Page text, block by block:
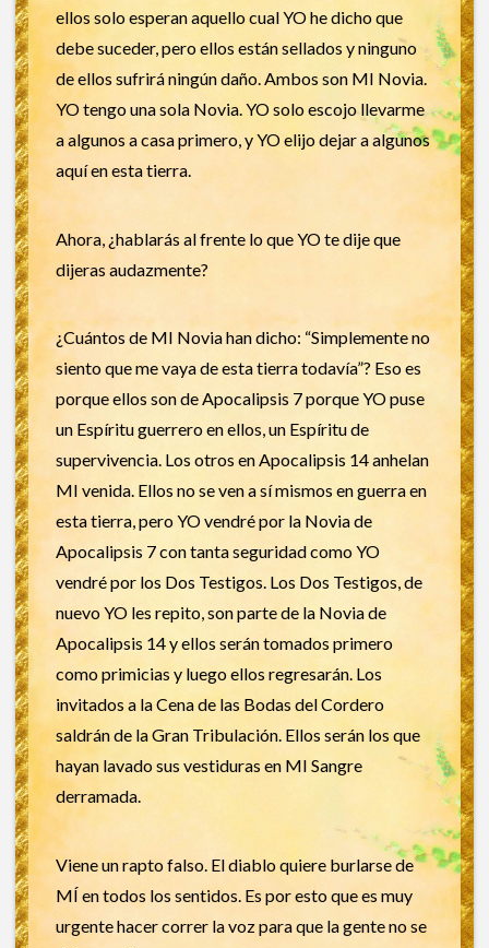
ellos solo esperan aquello cual YO he dicho que
debe suceder, pero ellos están sellados y ninguno
de ellos sufrirá ningún daño. Ambos son MI Novia.
YO tengo una sola Novia. YO solo escojo llevarme
a algunos a casa primero, y YO elijo dejar a algunos
aquí en esta tierra.
Ahora, ¿hablarás al frente lo que YO te dije que
dijeras audazmente?
¿Cuántos de MI Novia han dicho: “Simplemente no
siento que me vaya de esta tierra todavía”? Eso es
porque ellos son de Apocalipsis 7 porque YO puse
un Espíritu guerrero en ellos, un Espíritu de
supervivencia. Los otros en Apocalipsis 14 anhelan
MI venida. Ellos no se ven a sí mismos en guerra en
esta tierra, pero YO vendré por la Novia de
Apocalipsis 7 con tanta seguridad como YO
vendré por los Dos Testigos. Los Dos Testigos, de
nuevo YO les repito, son parte de la Novia de
Apocalipsis 14 y ellos serán tomados primero
como primicias y luego ellos regresarán. Los
invitados a la Cena de las Bodas del Cordero
saldrán de la Gran Tribulación. Ellos serán los que
hayan lavado sus vestiduras en MI Sangre
derramada.
Viene un rapto falso. El diablo quiere burlarse de
MÍ en todos los sentidos. Es por esto que es muy
urgente hacer correr la voz para que la gente no se